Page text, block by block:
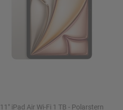
11" iPad Air Wi-Fi 1 TB - Polarstern